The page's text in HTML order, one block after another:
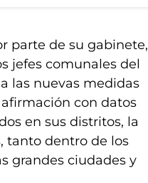
parte de su gabinete,
jefes comunales del
las nuevas medidas
con datos
en sus distritos, la
tanto dentro de los
grandes ciudades y